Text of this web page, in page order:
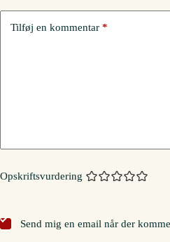
Tilføj en kommentar *
Opskriftsvurdering
Send mig en email når der